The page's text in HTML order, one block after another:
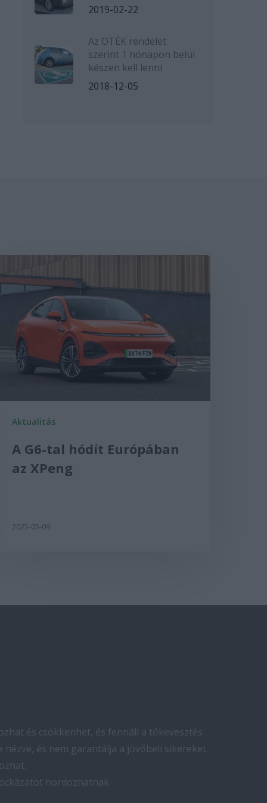
2019-02-22
Az OTÉK rendelet
szerint 1 hónapon belül
készen kell lenni
2018-12-05
Aktualitás
A G6-tal hódít Európában
az XPeng
2025-05-09
és csökkenhet, és fennáll a tőkevesztés
és nem garantálja a jövőbeli sikereket.
hordozhatnak.